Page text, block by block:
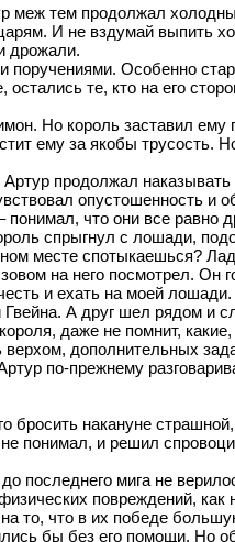
меж тем продолжал
И не вздумай выпить
дрожали.
поручениями. Особенно
те, кто на его
Но король заставил ему
ему за якобы
продолжал
опустошенность
что они все равно
спрыгнул с лошади,
месте спотыкаешься?
на него посмотрел.
и ехать на моей
А друг шел рядом и
даже не помнит,
дополнительных
по-прежнему
накануне
понимал, и решил
последнего мига не
повреждений,
то, что в их победе
бы без его помощи. Но